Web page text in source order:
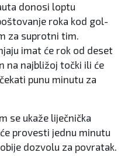
donosi loptu
roka kod gol-
za suprotni tim.
imat će rok od deset
na najbližoj točki ili će
punu minutu za
se ukaže liječnička
provesti jednu minutu
dozvolu za povratak.